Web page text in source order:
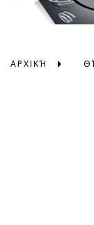
ΑΡΧΙΚΉ